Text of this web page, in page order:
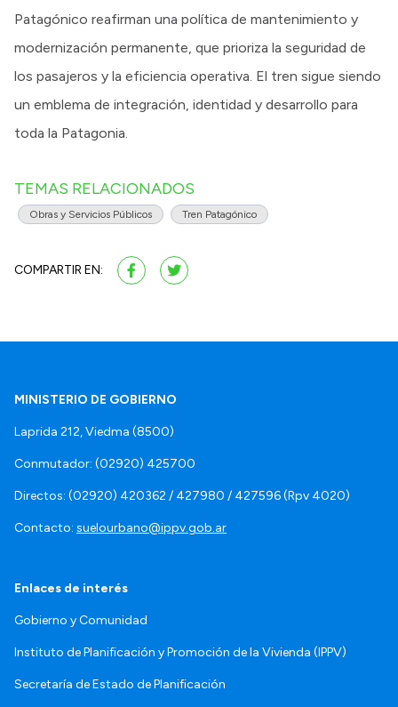
Patagónico reafirman una política de mantenimiento y
modernización permanente, que prioriza la seguridad de
los pasajeros y la eficiencia operativa. El tren sigue siendo
un emblema de integración, identidad y desarrollo para
toda la Patagonia.
TEMAS RELACIONADOS
Obras y Servicios Públicos Tren Patagónico
COMPARTIR EN:
MINISTERIO DE GOBIERNO
Laprida 212, Viedma (8500)
Conmutador: (02920) 425700
Directos: (02920) 420362 / 427980 / 427596 (Rpv 4020)
Contacto: suelourbano@ippv.gob.ar
Enlaces de interés
Gobierno y Comunidad
Instituto de Planificación y Promoción de la Vivienda (IPPV)
Secretaría de Estado de Planificación